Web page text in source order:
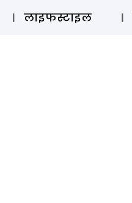
लाइफस्टाइल